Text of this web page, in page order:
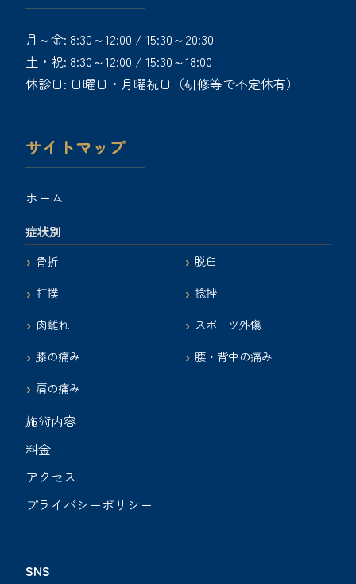
月～金: 8:30～12:00 / 15:30～20:30
土・祝: 8:30～12:00 / 15:30～18:00
休診日: 日曜日・月曜祝日（研修等で不定休有）
サイトマップ
ホーム
症状別
骨折
脱臼
打撲
捻挫
肉離れ
スポーツ外傷
膝の痛み
腰・背中の痛み
肩の痛み
施術内容
料金
アクセス
プライバシーポリシー
SNS